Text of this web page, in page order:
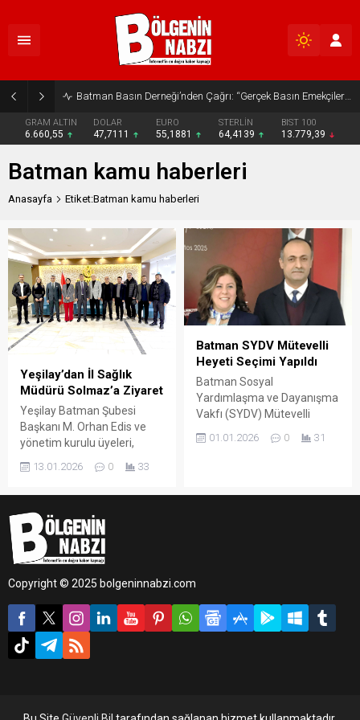
Batman Basın Derneği’nden Çağrı: “Gerçek Basın Emekçileri Desteklenmeli”
GRAM ALTIN
6.660,55
DOLAR
47,7111
EURO
55,1881
STERLİN
64,4139
BIST 100
13.779,39
Batman kamu haberleri
Anasayfa Etiket:Batman kamu haberleri
Yeşilay’dan İl Sağlık
Müdürü Solmaz’a Ziyaret
Yeşilay Batman Şubesi
Başkanı M. Orhan Edis ve
yönetim kurulu üyeleri,
Üyesi ve Batman İl Sağlık
ziyaret etti.
13.01.2026 0 33
Batman SYDV Mütevelli
Heyeti Seçimi Yapıldı
Batman Sosyal
Yardımlaşma ve Dayanışma
Vakfı (SYDV) Mütevelli
belirlenmesi amacıyla seçim
katılımıyla yapılan seçimde
01.01.2026 0 31
Copyright © 2025 bolgeninnabzi.com